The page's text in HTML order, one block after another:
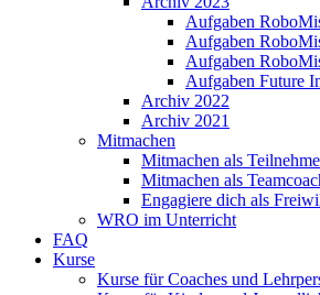
Aufgaben
Aufgaben
Aufgaben
Aufgaben Future
Archiv 2022
Archiv 2021
Mitmachen
Mitmachen als
Mitmachen als
Engagiere dich als
WRO im Unterricht
FAQ
Kurse
Kurse für Coaches und